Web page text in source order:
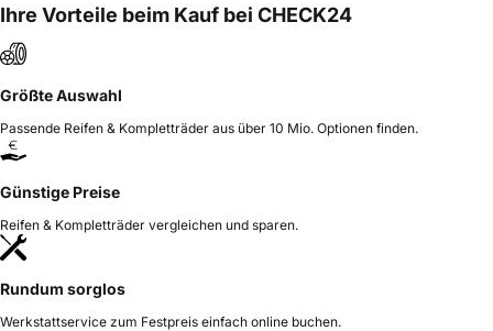
Ihre Vorteile beim Kauf bei CHECK24
Größte Auswahl
Passende Reifen & Kompletträder aus über 10 Mio. Optionen finden.
Günstige Preise
Reifen & Kompletträder vergleichen und sparen.
Rundum sorglos
Werkstattservice zum Festpreis einfach online buchen.